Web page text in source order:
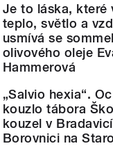
Je to láska, které
teplo, světlo a
usmívá se
olivového oleje
Hammerová
„Salvio hexia“.
kouzlo tábora
kouzel v
Borovnici na